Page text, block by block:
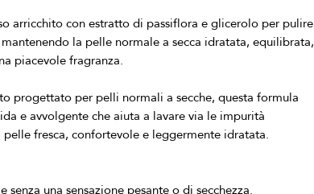
arricchito con estratto di passiflora e glicerolo per pulire
la pelle normale a secca idratata, equilibrata,
progettato per pelli normali a secche, questa formula
e avvolgente che aiuta a lavare via le impurità